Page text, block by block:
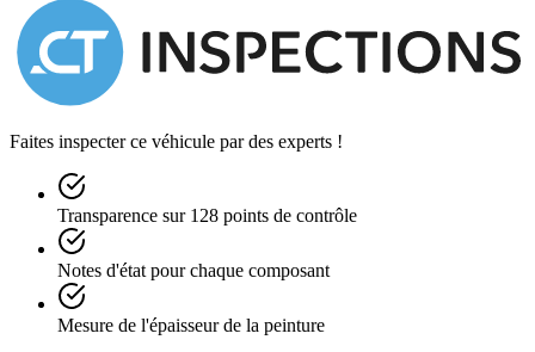
Faites inspecter ce véhicule par des experts !
Transparence sur 128 points de contrôle
Notes d'état pour chaque composant
Mesure de l'épaisseur de la peinture